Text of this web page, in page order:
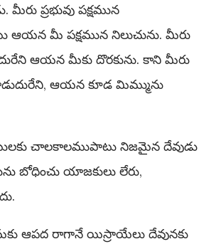
మీరు ప్రభువు పక్షమున
ఆయన మీ పక్షమున నిలుచును. మీరు
ఆయన మీకు దొరకును. కాని మీరు
ఆయన కూడ మిమ్మును
చాలకాలముపాటు నిజమైన దేవుడు
బోధించు యాజకులు లేరు,
ఆపద రాగానే యిస్రాయేలు దేవునకు